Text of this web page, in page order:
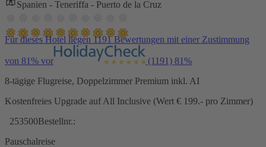
Spanien - Teneriffa - Puerto de la Cruz
Für dieses Hotel liegen 1191 Bewertungen mit einer Zustimmung
von 81% vor (1191) 81%
8-tägige Flugreise, Doppelzimmer Premium inkl. AI
Kostenfreies Upgrade auf All Inclusive (Wert € 199.- pro Zimmer)
253500Bestellnr.:
Pauschalreise